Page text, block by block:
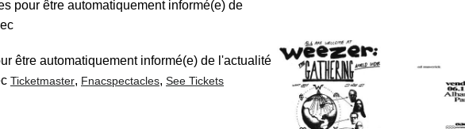
pour être automatiquement informé(e) de
être automatiquement informé(e) de l'actualité
Ticketmaster, Fnacspectacles, See Tickets